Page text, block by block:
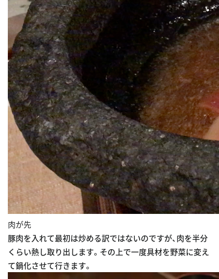
肉が先
豚肉を入れて最初は炒める訳ではないのですが、肉を半分
くらい熱し取り出します。その上で一度具材を野菜に変え
て鍋化させて行きます。